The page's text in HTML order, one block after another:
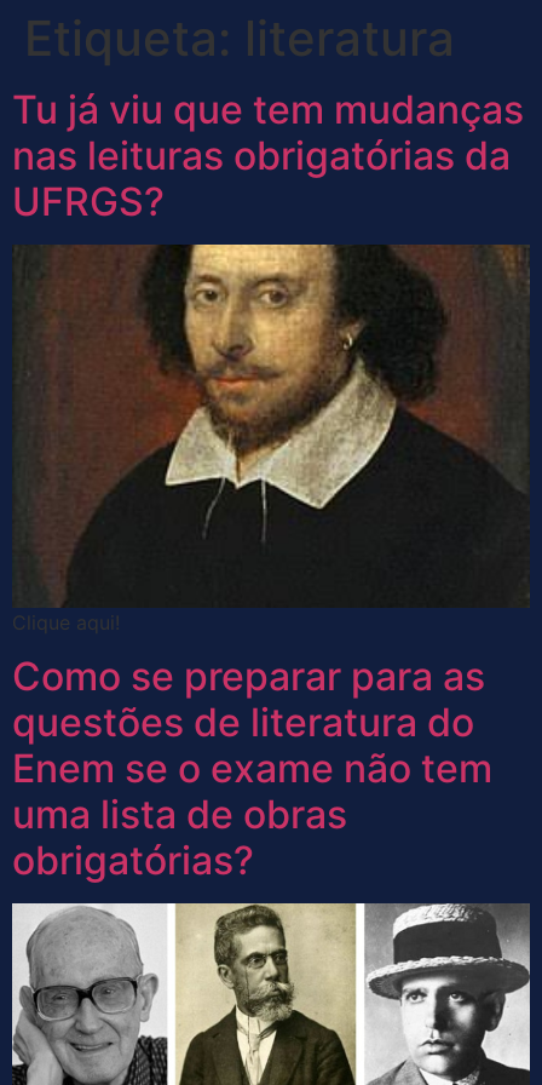
Etiqueta: literatura
Tu já viu que tem mudanças
nas leituras obrigatórias da
UFRGS?
Clique aqui!
Como se preparar para as
questões de literatura do
Enem se o exame não tem
uma lista de obras
obrigatórias?